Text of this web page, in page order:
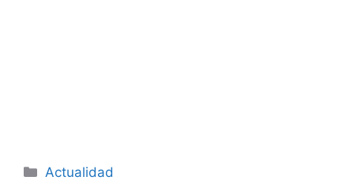
Categorías
Actualidad